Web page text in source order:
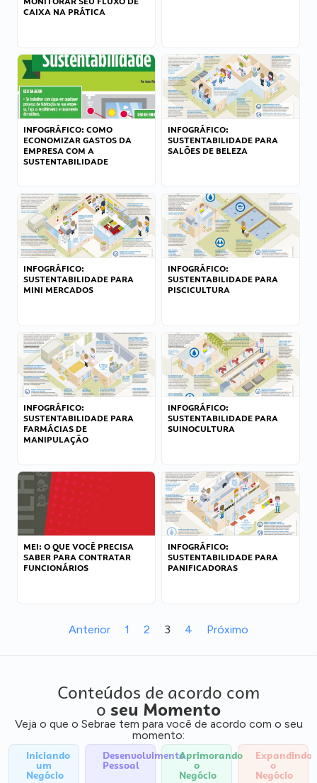
CAIXA NA PRÁTICA
INFOGRÁFICO: COMO
ECONOMIZAR GASTOS DA
EMPRESA COM A
SUSTENTABILIDADE
INFOGRÁFICO:
SUSTENTABILIDADE PARA
SALÕES DE BELEZA
INFOGRÁFICO:
SUSTENTABILIDADE PARA
MINI MERCADOS
INFOGRÁFICO:
SUSTENTABILIDADE PARA
PISCICULTURA
INFOGRÁFICO:
SUSTENTABILIDADE PARA
FARMÁCIAS DE
MANIPULAÇÃO
INFOGRÁFICO:
SUSTENTABILIDADE PARA
SUINOCULTURA
MEI: O QUE VOCÊ PRECISA
SABER PARA CONTRATAR
FUNCIONÁRIOS
INFOGRÁFICO:
SUSTENTABILIDADE PARA
PANIFICADORAS
Anterior 1 2 3 4 Próximo
Conteúdos de acordo com
o seu Momento
Veja o que o Sebrae tem para você de acordo com o seu
momento:
Iniciando
um
Negócio
Desenvolvimento
Pessoal
Aprimorando
o
Negócio
Expandindo
o
Negócio